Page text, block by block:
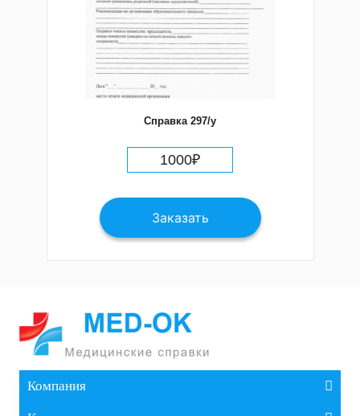
Справка 297/у
1000₽
Заказать
Компания